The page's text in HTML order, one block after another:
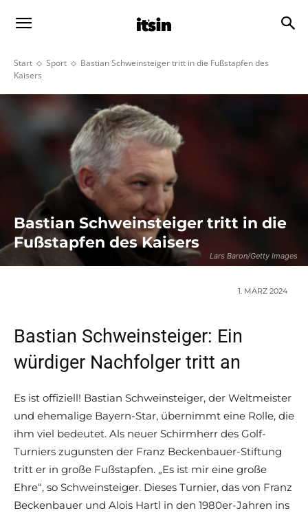
Start Sport
Bastian Schweinsteiger tritt in die Fußstapfen des
Kaisers
Lars Baron/Getty Images
Bastian Schweinsteiger tritt in die
Fußstapfen des Kaisers
1. MÄRZ 2024
Bastian Schweinsteiger: Ein
würdiger Nachfolger tritt an
Es ist offiziell! Bastian Schweinsteiger, der Weltmeister
und ehemalige Bayern-Star, übernimmt eine Rolle, die
ihm viel bedeutet. Als neuer Schirmherr des Golf-
Turniers zugunsten der Franz Beckenbauer-Stiftung
tritt er in große Fußstapfen. „Es ist mir eine große
Ehre“, so Schweinsteiger. Dieses Turnier, das von Franz
Beckenbauer und Alois Hartl in den 1980er-Jahren ins